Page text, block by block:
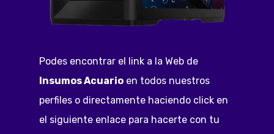
Podes encontrar el link a la Web de
Insumos Acuario en todos nuestros
perfiles o directamente haciendo click en
el siguiente enlace para hacerte con tu